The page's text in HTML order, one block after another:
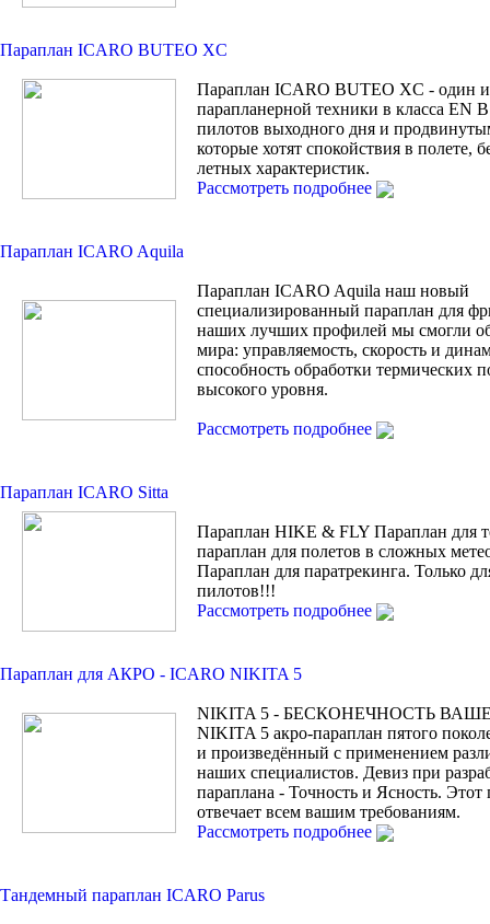
Параплан ICARO BUTEO XC
Параплан ICARO BUTEO XC - один
парапланерной техники в класса EN
пилотов выходного дня и
которые хотят спокойствия в полете,
летных характеристик.
Рассмотреть подробнее
Параплан ICARO Aquila
Параплан ICARO Aquila наш новый
специализированный параплан для
наших лучших профилей мы смогли
мира: управляемость, скорость и
способность обработки термических
высокого уровня.
Рассмотреть подробнее
Параплан ICARO Sitta
Параплан HIKE & FLY Параплан для
параплан для полетов в сложных
Параплан для паратрекинга.
пилотов!!!
Рассмотреть подробнее
Параплан для АКРО - ICARO NIKITA 5
NIKITA 5 - БЕСКОНЕЧНОСТЬ
NIKITA 5 акро-параплан пятого
и произведённый с применением
наших специалистов. Девиз при
параплана - Точность и Ясность. Этот
отвечает всем вашим требованиям.
Рассмотреть подробнее
Тандемный параплан ICARO Parus